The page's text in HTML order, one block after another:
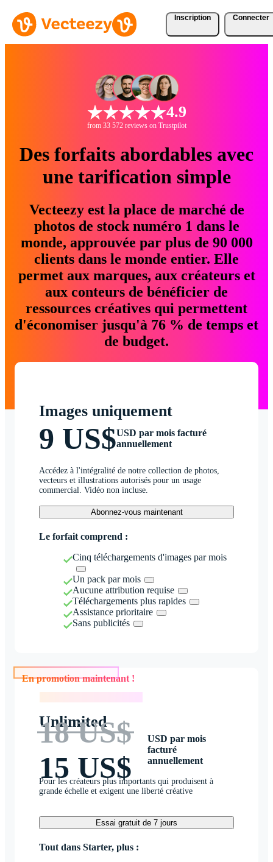
Inscription Connecter
4.9
from 33 572 reviews on Trustpilot
Des forfaits abordables avec
une tarification simple
Vecteezy est la place de marché de
photos de stock numéro 1 dans le
monde, approuvée par plus de 90 000
clients dans le monde entier. Elle
permet aux marques, aux créateurs et
aux conteurs de bénéficier de
ressources créatives qui permettent
d'économiser jusqu'à 76 % de temps et
de budget.
Images uniquement
9 US$USD par mois facturé
annuellement
Accédez à l'intégralité de notre collection de photos,
vecteurs et illustrations autorisés pour un usage
commercial. Vidéo non incluse.
Abonnez-vous maintenant
Le forfait comprend :
Cinq téléchargements d'images par mois
Un pack par mois
Aucune attribution requise
Téléchargements plus rapides
Assistance prioritaire
Sans publicités
En promotion maintenant !
Unlimited
18 US$
15 US$
USD par mois
facturé
annuellement
Pour les créateurs plus importants qui produisent à
grande échelle et exigent une liberté créative
Essai gratuit de 7 jours
Tout dans Starter, plus :